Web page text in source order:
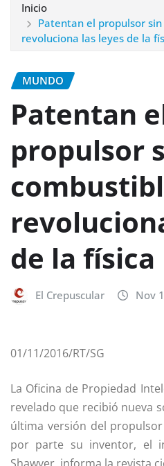
Inicio
Patentan el propulsor
revoluciona las leyes de la
MUNDO
Patentan
propulsor
de la física
El Crepuscular Nov
01/11/2016/RT/SG
La Oficina de Propiedad
revelado que recibió nueva
última versión del
por parte su inventor, el